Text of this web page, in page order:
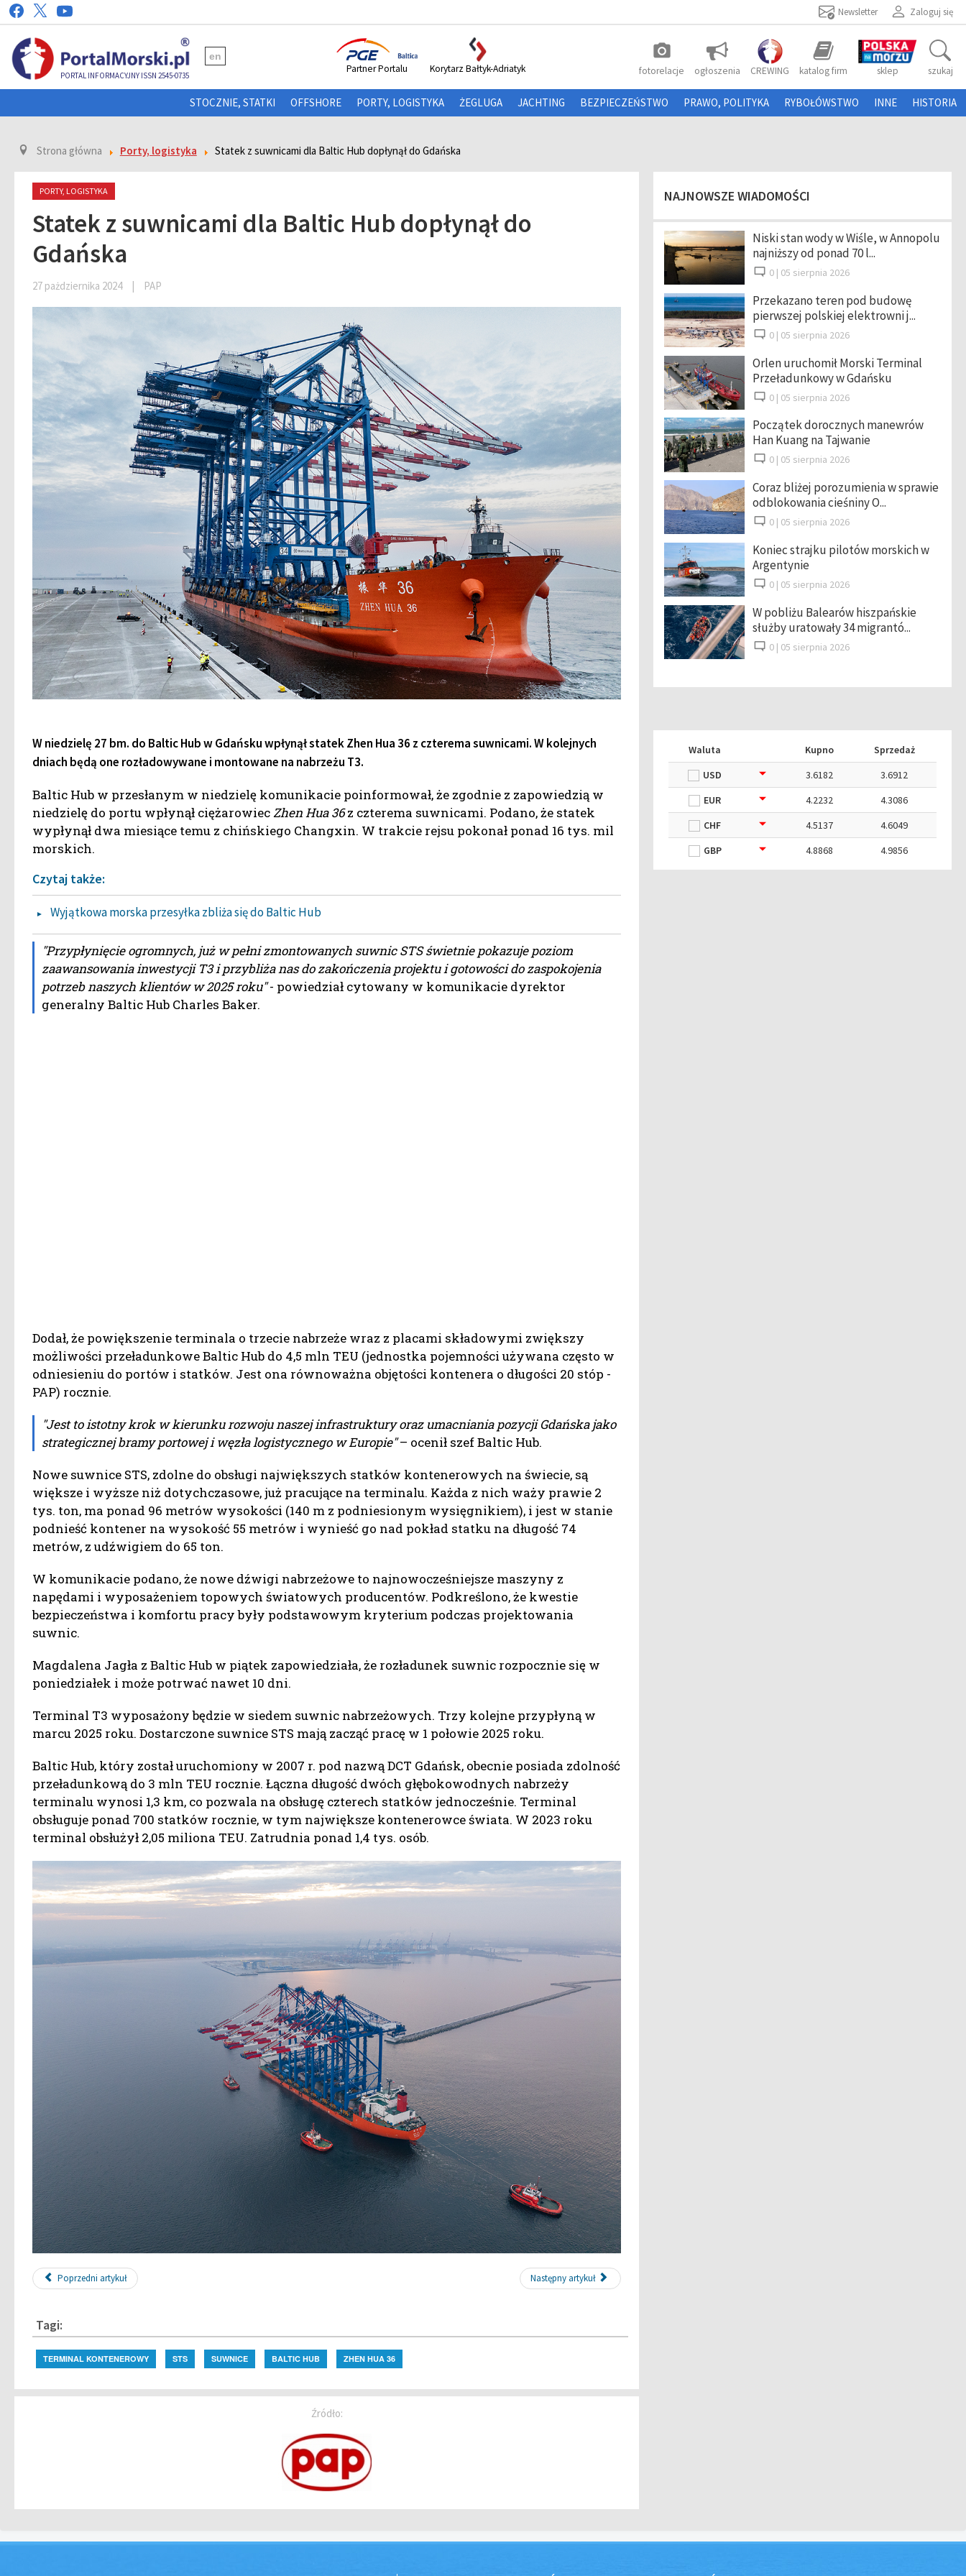
Zaloguj się
Newsletter
PORTAL INFORMACYJNY ISSN 2545-0735
en photo_camera
fotorelacje ogłoszenia CREWING katalog firm sklep szukaj
Partner Portalu Korytarz Bałtyk-Adriatyk
STOCZNIE, STATKI OFFSHORE PORTY, LOGISTYKA ŻEGLUGA JACHTING BEZPIECZEŃSTWO PRAWO, POLITYKA RYBOŁÓWSTWO INNE HISTORIA
Strona główna Porty, logistyka Statek z suwnicami dla Baltic Hub dopłynął do Gdańska
PORTY, LOGISTYKA
Statek z suwnicami dla Baltic Hub dopłynął do
Gdańska
27 pażdziernika 2024 | PAP
W niedzielę 27 bm. do Baltic Hub w Gdańsku wpłynął statek Zhen Hua 36 z czterema suwnicami. W kolejnych
dniach będą one rozładowywane i montowane na nabrzeżu T3.
Baltic Hub w przesłanym w niedzielę komunikacie poinformował, że zgodnie z zapowiedzią w
niedzielę do portu wpłynął ciężarowiecZhen Hua 36z czterema suwnicami. Podano, że statek
wypłynął dwa miesiące temu z chińskiego Changxin. W trakcie rejsu pokonał ponad 16 tys. mil
morskich.
Czytaj także:
Wyjątkowa morska przesyłka zbliża się do Baltic Hub
"Przypłynięcie ogromnych, już w pełni zmontowanych suwnic STS świetnie pokazuje poziom
zaawansowania inwestycji T3 i przybliża nas do zakończenia projektu i gotowości do zaspokojenia
potrzeb naszych klientów w 2025 roku"- powiedział cytowany w komunikacie dyrektor
generalny Baltic Hub Charles Baker.
Dodał, że powiększenie terminala o trzecie nabrzeże wraz z placami składowymi zwiększy
możliwości przeładunkowe Baltic Hub do 4,5 mln TEU (jednostka pojemności używana często w
odniesieniu do portów i statków. Jest ona równoważna objętości kontenera o długości 20 stóp -
PAP) rocznie.
"Jest to istotny krok w kierunku rozwoju naszej infrastruktury oraz umacniania pozycji Gdańska jako
strategicznej bramy portowej i węzła logistycznego w Europie"– ocenił szef Baltic Hub.
Nowe suwnice STS, zdolne do obsługi największych statków kontenerowych na świecie, są
większe i wyższe niż dotychczasowe, już pracujące na terminalu. Każda z nich waży prawie 2
tys. ton, ma ponad 96 metrów wysokości (140 m z podniesionym wysięgnikiem), i jest w stanie
podnieść kontener na wysokość 55 metrów i wynieść go nad pokład statku na długość 74
metrów, z udźwigiem do 65 ton.
W komunikacie podano, że nowe dźwigi nabrzeżowe to najnowocześniejsze maszyny z
napędami i wyposażeniem topowych światowych producentów. Podkreślono, że kwestie
bezpieczeństwa i komfortu pracy były podstawowym kryterium podczas projektowania
suwnic.
Magdalena Jagła z Baltic Hub w piątek zapowiedziała, że rozładunek suwnic rozpocznie się w
poniedziałek i może potrwać nawet 10 dni.
Terminal T3 wyposażony będzie w siedem suwnic nabrzeżowych. Trzy kolejne przypłyną w
marcu 2025 roku. Dostarczone suwnice STS mają zacząć pracę w 1 połowie 2025 roku.
Baltic Hub, który został uruchomiony w 2007 r. pod nazwą DCT Gdańsk, obecnie posiada zdolność
przeładunkową do 3 mln TEU rocznie. Łączna długość dwóch głębokowodnych nabrzeży
terminalu wynosi 1,3 km, co pozwala na obsługę czterech statków jednocześnie. Terminal
obsługuje ponad 700 statków rocznie, w tym największe kontenerowce świata. W 2023 roku
terminal obsłużył 2,05 miliona TEU. Zatrudnia ponad 1,4 tys. osób.
Poprzedni artykuł Następny artykuł
Tagi:
TERMINAL KONTENEROWY STS SUWNICE BALTIC HUB ZHEN HUA 36
Źródło:
NAJNOWSZE WIADOMOŚCI
Niski stan wody w Wiśle, w Annopolu
najniższy od ponad 70 l...
0 | 05 sierpnia 2026
Przekazano teren pod budowę
pierwszej polskiej elektrowni j...
0 | 05 sierpnia 2026
Orlen uruchomił Morski Terminal
Przeładunkowy w Gdańsku
0 | 05 sierpnia 2026
Początek dorocznych manewrów
Han Kuang na Tajwanie
0 | 05 sierpnia 2026
Coraz bliżej porozumienia w sprawie
odblokowania cieśniny O...
0 | 05 sierpnia 2026
Koniec strajku pilotów morskich w
Argentynie
0 | 05 sierpnia 2026
W pobliżu Balearów hiszpańskie
służby uratowały 34 migrantó...
0 | 05 sierpnia 2026
Waluta Kupno
Sprzedaż
USD
3.6182
3.6912
EUR
4.2232
4.3086
CHF
4.5137
4.6049
GBP
4.8868 4.9856